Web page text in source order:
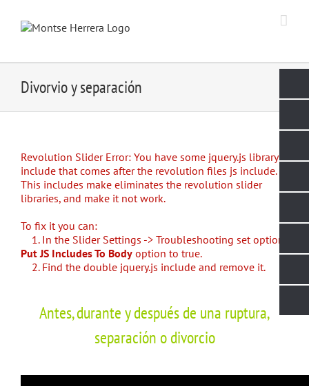
content
Divorvio y separación
Revolution Slider Error: You have some jquery.js library
include that comes after the revolution files js include.
This includes make eliminates the revolution slider
libraries, and make it not work.
To fix it you can:
1. In the Slider Settings -> Troubleshooting set option:
Put JS Includes To Body option to true.
2. Find the double jquery.js include and remove it.
Antes, durante y después de una ruptura,
separación o divorcio